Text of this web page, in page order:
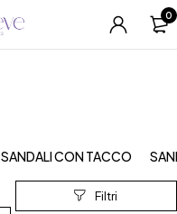
0
SANDALI CON TACCO